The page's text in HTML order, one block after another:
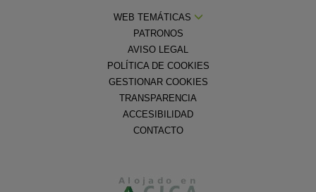
WEB TEMÁTICAS
PATRONOS
AVISO LEGAL
POLÍTICA DE COOKIES
GESTIONAR COOKIES
TRANSPARENCIA
ACCESIBILIDAD
CONTACTO